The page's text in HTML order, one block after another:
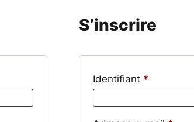
S’inscrire
Identifiant *